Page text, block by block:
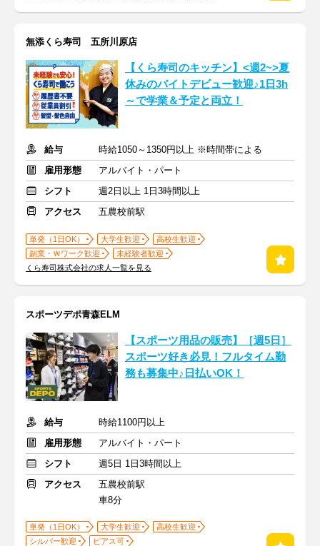
無添くら寿司 五所川原店
【くら寿司のキッチン】<週2~>夏
休みのバイトデビュー歓迎♪1日3h
～で学業＆予定と両立！
給与
時給1050～1350円以上 ※時間帯による
雇用形態
アルバイト・パート
シフト
週2日以上 1日3時間以上
アクセス
五農校前駅
単発（1日OK） 大学生歓迎
高校生歓迎
副業・Ｗワーク歓迎
未経験者歓迎
くら寿司株式会社の求人一覧を見る
スポーツデポ青森ELM
【スポーツ用品の販売】［週5日］
スポーツ好き必見！フルタイム勤
務も募集中♪日払いOK！
給与
時給1100円以上
雇用形態
アルバイト・パート
シフト
週5日 1日3時間以上
アクセス
五農校前駅
車8分
単発（1日OK） 大学生歓迎
高校生歓迎
シルバー歓迎
ピアス可